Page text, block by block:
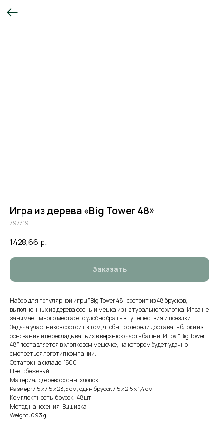
Игра из дерева «Big Tower 48»
797319
1428,66 р.
Заказать
Набор для популярной игры "Big Tower 48" состоит из 48 брусков,
выполненных из дерева сосны и мешка из натурального хлопка. Игра не
занимает много места: его удобно брать в путешествия и поездки.
Задача участников состоит в том, чтобы по очереди доставать блоки из
основания и перекладывать их в верхнюю часть башни. Игра "Big Tower
48" поставляется в хлопковом мешочке, на котором будет удачно
смотреться логотип компании.
Остаток на складе: 1500
Цвет: бежевый
Материал: дерево сосны, хлопок
Размер: 7,5 х 7,5 х 23,5 см, один брусок 7,5 х 2,5 х 1,4 см
Комплектность: брусок- 48шт
Метод нанесения: Вышивка
Weight: 693 g